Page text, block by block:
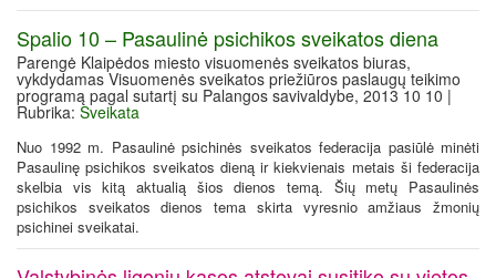
Spalio 10 – Pasaulinė psichikos sveikatos diena
Parengė Klaipėdos miesto visuomenės sveikatos biuras,
vykdydamas Visuomenės sveikatos priežiūros paslaugų teikimo
programą pagal sutartį su Palangos savivaldybe, 2013 10 10 |
Rubrika: Sveikata
Nuo 1992 m. Pasaulinė psichinės sveikatos federacija pasiūlė minėti
Pasaulinę psichikos sveikatos dieną ir kiekvienais metais ši federacija
skelbia vis kitą aktualią šios dienos temą. Šių metų Pasaulinės
psichikos sveikatos dienos tema skirta vyresnio amžiaus žmonių
psichinei sveikatai.